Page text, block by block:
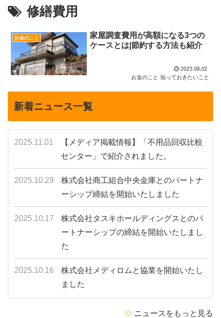
修繕費用
お金のこと
家屋調査費用が高額になる3つの
ケースとは|節約する方法も紹介
2023.08.02
お金のこと 知っておきたいこと
新着ニュース一覧
2025.11.01
【メディア掲載情報】「不用品回収比較
センター」で紹介されました。
2025.10.29
株式会社商工組合中央金庫とのパートナ
ーシップ締結を開始いたしました
2025.10.17
株式会社タスキホールディングスとのパ
ートナーシップの締結を開始いたしまし
た
2025.10.16
株式会社メディロムと協業を開始いたし
ました
ニュースをもっと見る